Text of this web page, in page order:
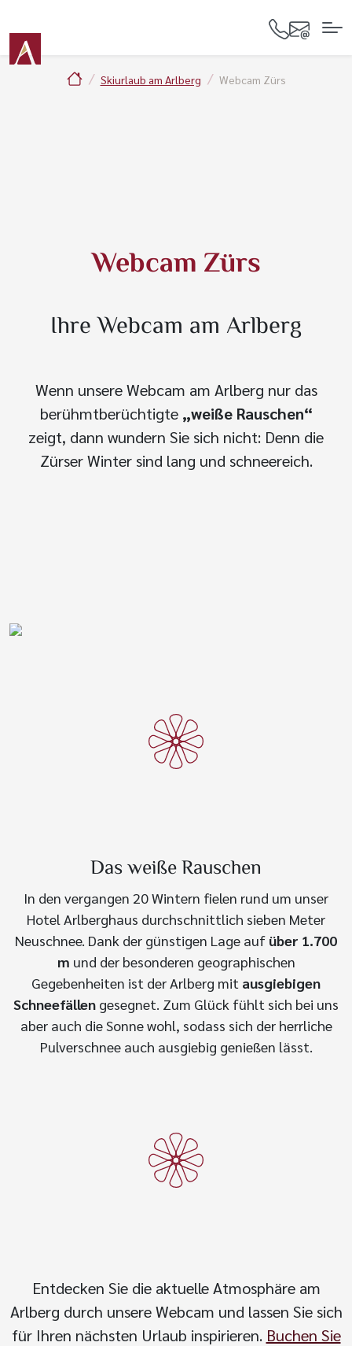
Skiurlaub am Arlberg Webcam Zürs
Webcam Zürs
Ihre Webcam am Arlberg
Wenn unsere Webcam am Arlberg nur das
berühmtberüchtigte„weiße Rauschen“
zeigt, dann wundern Sie sich nicht: Denn die
Zürser Winter sind lang und schneereich.
Das weiße Rauschen
In den vergangen 20 Wintern fielen rund um unser
Hotel Arlberghaus durchschnittlich sieben Meter
Neuschnee. Dank der günstigen Lage auf über 1.700
m und der besonderen geographischen
Gegebenheiten ist der Arlberg mit ausgiebigen
Schneefällen gesegnet. Zum Glück fühlt sich bei uns
aber auch die Sonne wohl, sodass sich der herrliche
Pulverschnee auch ausgiebig genießen lässt.
Entdecken Sie die aktuelle Atmosphäre am
Arlberg durch unsere Webcam und lassen Sie sich
für Ihren nächsten Urlaub inspirieren. Buchen Sie